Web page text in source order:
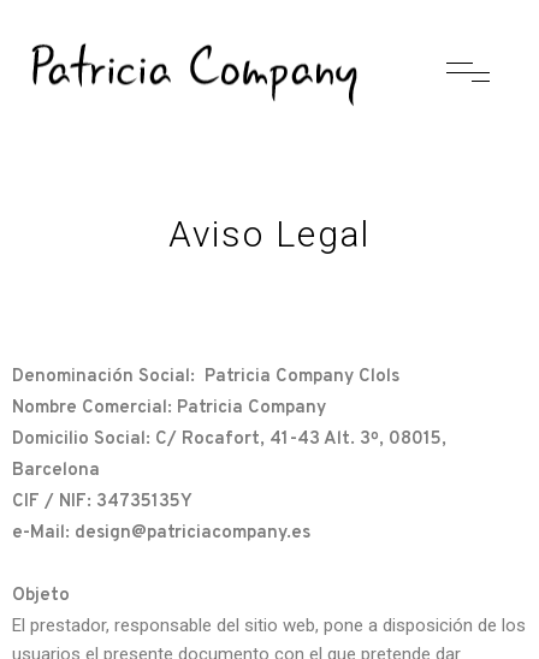
Aviso Legal
Denominación Social: Patricia Company Clols
Nombre Comercial: Patricia Company
Domicilio Social: C/ Rocafort, 41-43 Alt. 3º, 08015,
Barcelona
CIF / NIF: 34735135Y
e-Mail: design@patriciacompany.es
Objeto
El prestador, responsable del sitio web, pone a disposición de los
usuarios el presente documento con el que pretende dar